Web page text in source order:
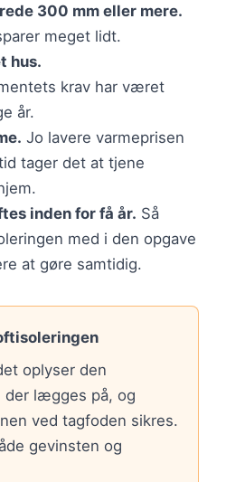
300 mm eller mere.
meget lidt.
hus.
krav har været
år.
Jo lavere varmeprisen
tager det at tjene
inden for få år. Så
med i den opgave
at gøre samtidig.
oplyser den
der lægges på, og
ved tagfoden sikres.
gevinsten og